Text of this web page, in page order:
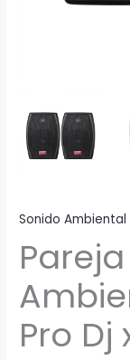
Sonido
Pro Dj